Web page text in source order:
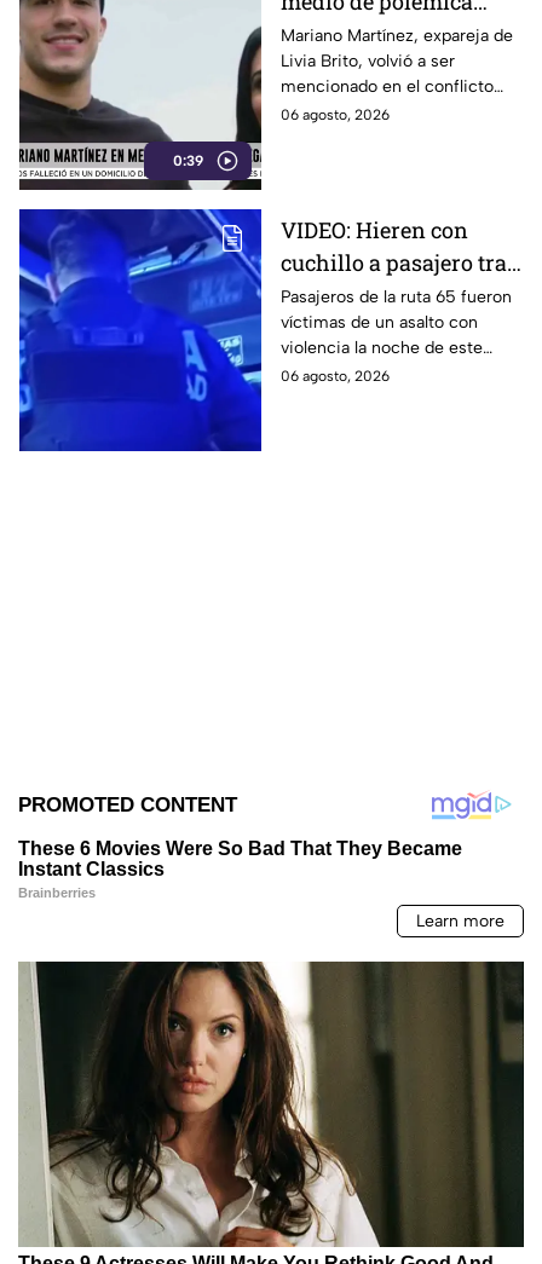
0:39
legal
Mariano Martínez, expareja de
Livia Brito, volvió a ser
mencionado en el conflicto
legal que la actriz mantiene
06 agosto, 2026
VIDEO: Hieren con
cuchillo a pasajero tras
asalto a Ruta 65 en
Puebla
Pasajeros de la ruta 65 fueron
víctimas de un asalto con
violencia la noche de este
miércoles 5 de agosto de
06 agosto, 2026